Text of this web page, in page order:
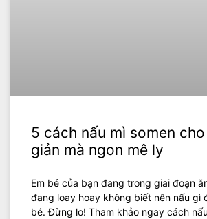
5 cách nấu mì somen
giản mà ngon mê ly
Em bé của bạn đang trong giai đoạn
đang loay hoay không biết nên nấu gì
bé. Đừng lo! Tham khảo ngay cách